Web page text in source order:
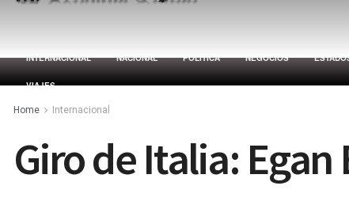
INTERNACIONAL NACIONAL POLÍTICA NEGOCIOS
VIAJES
Home Internacional
Giro de Italia: